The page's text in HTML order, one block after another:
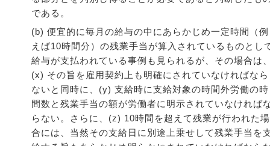
である。
(b) 便宜的に毎月の給与の中にあらかじめ一定時間（例
えば10時間分）の残業手当が算入されているものとし
給与が支払われている事例も見られるが、その場合は
(x) その旨を雇用契約上も明確にされていなければなら
ないと同時に、(y) 支給時に支給対象の時間外労働の時
間数と残業手当の額が労働者に明示されていなければ
らない。さらに、(z) 10時間を超えて残業が行われた場
合には、当然その支給日に別途上乗せして残業手当を